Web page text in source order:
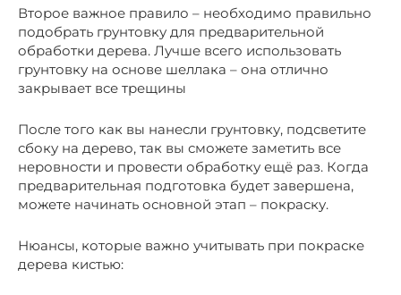
Второе важное правило – необходимо правильно
подобрать грунтовку для предварительной
обработки дерева. Лучше всего использовать
грунтовку на основе шеллака – она отлично
закрывает все трещины
После того как вы нанесли грунтовку, подсветите
сбоку на дерево, так вы сможете заметить все
неровности и провести обработку ещё раз. Когда
предварительная подготовка будет завершена,
можете начинать основной этап – покраску.
Нюансы, которые важно учитывать при покраске
дерева кистью: